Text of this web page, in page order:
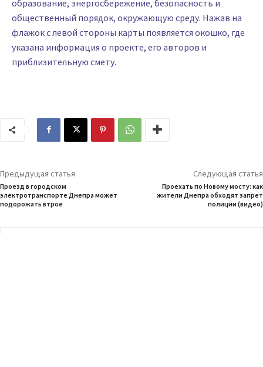
образование, энергосбережение, безопасность и
общественный порядок, окружающую среду. Нажав на
флажок с левой стороны карты появляется окошко, где
указана информация о проекте, его авторов и
приблизительную смету.
Предыдущая статья
Проезд в городском
электротранспорте Днепра может
подорожать втрое
Следующая статья
Проехать по Новому мосту: как
жители Днепра обходят запрет
полиции (видео)